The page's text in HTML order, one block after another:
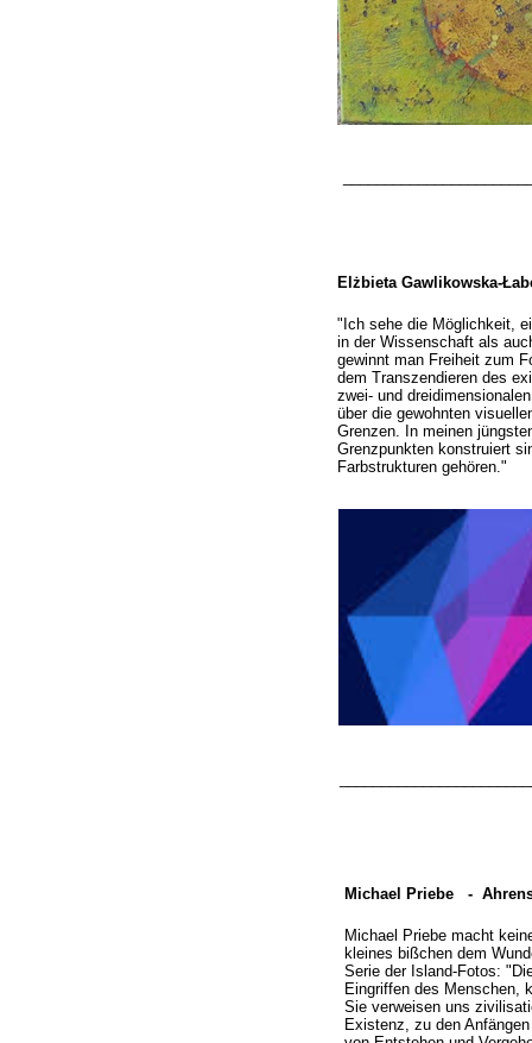
Michael Priebe -
Michael Priebe macht
kleines bißchen dem
Serie der Island-Fotos:
Eingriffen des Menschen,
Sie verweisen uns
Existenz, zu den
Elżbieta Gawlikowska-
"Ich sehe die Möglichkeit,
in der Wissenschaft als
gewinnt man Freiheit zum
dem Transzendieren des
zwei- und
über die gewohnten
Grenzen. In meinen
Grenzpunkten konstruiert
Farbstrukturen gehören."